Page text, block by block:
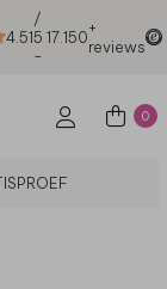
4.51
/
5
-
17.150+
reviews
0